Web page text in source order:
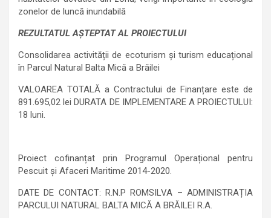
zonelor de luncă inundabilă
REZULTATUL AȘTEPTAT AL PROIECTULUI
Consolidarea activității de ecoturism și turism educațional
în Parcul Natural Balta Mică a Brăilei
VALOAREA TOTALĂ a Contractului de Finanțare este de
891.695,02 lei DURATA DE IMPLEMENTARE A PROIECTULUI:
18 luni.
Proiect cofinanțat prin Programul Operațional pentru
Pescuit și Afaceri Maritime 2014-2020.
DATE DE CONTACT: R.N.P ROMSILVA – ADMINISTRAȚIA
PARCULUI NATURAL BALTA MICĂ A BRĂILEI R.A.